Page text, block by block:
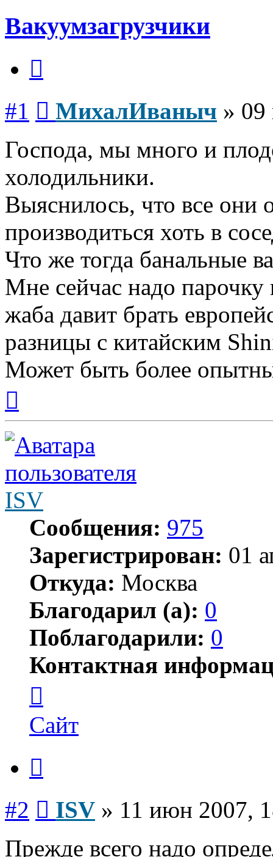
Вакуумзагрузчики
#1 МихалИваныч » 09
Господа, мы много и
холодильники.
Выяснилось, что все они
производиться хоть в
Что же тогда банальные
Мне сейчас надо парочку
жаба давит брать
разницы с китайским
Может быть более
началу
ISV
Сообщения: 975
Зарегистрирован: 01
Откуда: Москва
Благодарил (а): 0
Поблагодарили: 0
Контактная
пользователя
ISV
Сайт
#2 ISV » 11 июн 2007,
Прежде всего надо